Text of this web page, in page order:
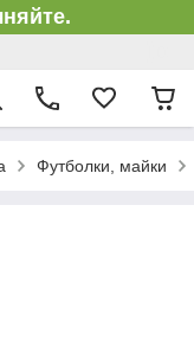
Футболки, майки